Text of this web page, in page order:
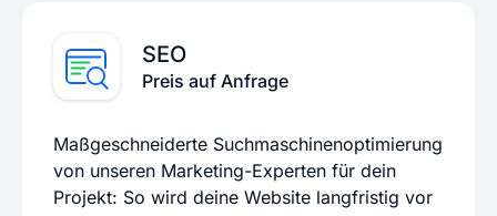
SEO
Preis auf Anfrage
Maßgeschneiderte Suchmaschinenoptimierung
von unseren Marketing-Experten für dein
Projekt: So wird deine Website langfristig vor